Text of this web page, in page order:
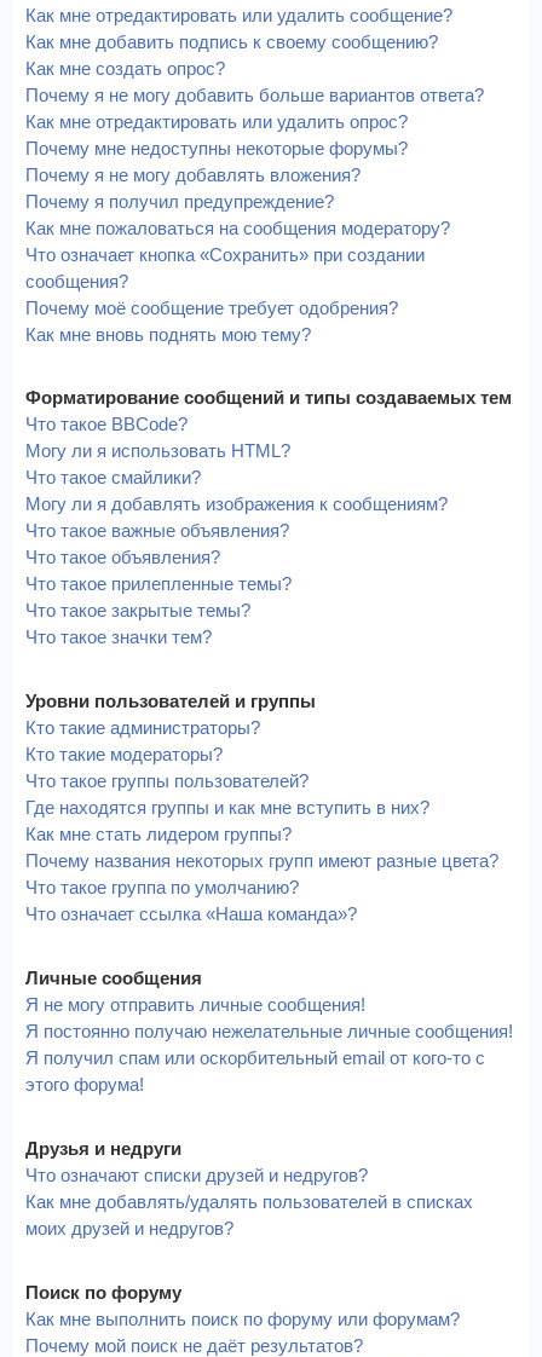
Как мне отредактировать или удалить сообщение?
Как мне добавить подпись к своему сообщению?
Как мне создать опрос?
Почему я не могу добавить больше вариантов ответа?
Как мне отредактировать или удалить опрос?
Почему мне недоступны некоторые форумы?
Почему я не могу добавлять вложения?
Почему я получил предупреждение?
Как мне пожаловаться на сообщения модератору?
Что означает кнопка «Сохранить» при создании
сообщения?
Почему моё сообщение требует одобрения?
Как мне вновь поднять мою тему?
Форматирование сообщений и типы создаваемых тем
Что такое BBCode?
Могу ли я использовать HTML?
Что такое смайлики?
Могу ли я добавлять изображения к сообщениям?
Что такое важные объявления?
Что такое объявления?
Что такое прилепленные темы?
Что такое закрытые темы?
Что такое значки тем?
Уровни пользователей и группы
Кто такие администраторы?
Кто такие модераторы?
Что такое группы пользователей?
Где находятся группы и как мне вступить в них?
Как мне стать лидером группы?
Почему названия некоторых групп имеют разные цвета?
Что такое группа по умолчанию?
Что означает ссылка «Наша команда»?
Личные сообщения
Я не могу отправить личные сообщения!
Я постоянно получаю нежелательные личные сообщения!
Я получил спам или оскорбительный email от кого-то с
этого форума!
Друзья и недруги
Что означают списки друзей и недругов?
Как мне добавлять/удалять пользователей в списках
моих друзей и недругов?
Поиск по форуму
Как мне выполнить поиск по форуму или форумам?
Почему мой поиск не даёт результатов?